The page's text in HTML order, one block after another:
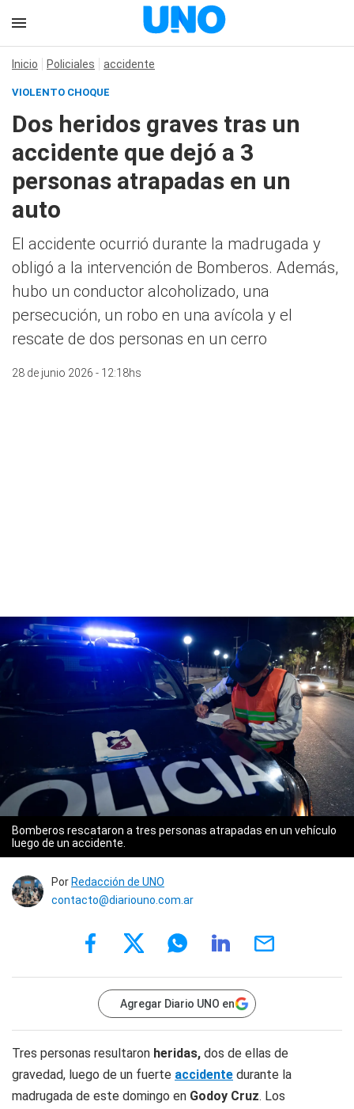
Inicio Policiales accidente
VIOLENTO CHOQUE
Dos heridos graves tras un
accidente que dejó a 3
personas atrapadas en un
auto
El accidente ocurrió durante la madrugada y
obligó a la intervención de Bomberos. Además,
hubo un conductor alcoholizado, una
persecución, un robo en una avícola y el
rescate de dos personas en un cerro
28 de junio 2026 - 12:18hs
Bomberos rescataron a tres personas atrapadas en un vehículo
luego de un accidente.
Por Redacción de UNO
contacto@diariouno.com.ar
Agregar Diario UNO en
Tres personas resultaron heridas, dos de ellas de
gravedad, luego de un fuerte accidente durante la
madrugada de este domingo en Godoy Cruz. Los